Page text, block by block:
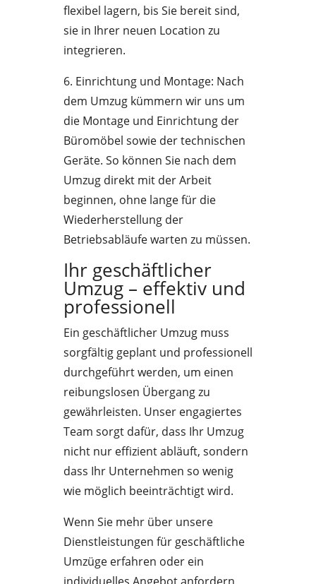
flexibel lagern, bis Sie bereit sind,
sie in Ihrer neuen Location zu
integrieren.
6. Einrichtung und Montage: Nach
dem Umzug kümmern wir uns um
die Montage und Einrichtung der
Büromöbel sowie der technischen
Geräte. So können Sie nach dem
Umzug direkt mit der Arbeit
beginnen, ohne lange für die
Wiederherstellung der
Betriebsabläufe warten zu müssen.
Ihr geschäftlicher
Umzug – effektiv und
professionell
Ein geschäftlicher Umzug muss
sorgfältig geplant und professionell
durchgeführt werden, um einen
reibungslosen Übergang zu
gewährleisten. Unser engagiertes
Team sorgt dafür, dass Ihr Umzug
nicht nur effizient abläuft, sondern
dass Ihr Unternehmen so wenig
wie möglich beeinträchtigt wird.
Wenn Sie mehr über unsere
Dienstleistungen für geschäftliche
Umzüge erfahren oder ein